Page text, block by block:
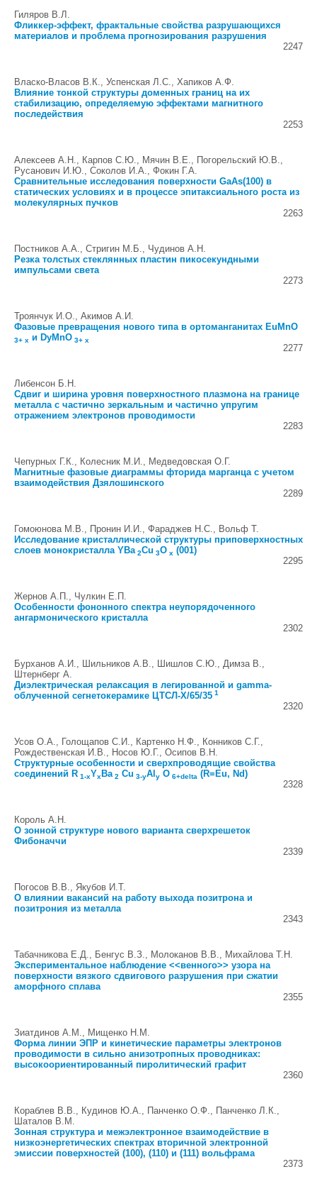
Гиляров В.Л.
Фликкер-эффект, фрактальные свойства разрушающихся
материалов и проблема прогнозирования разрушения
2247
Власко-Власов В.К., Успенская Л.С., Хапиков А.Ф.
Влияние тонкой структуры доменных границ на их
стабилизацию, определяемую эффектами магнитного
последействия
2253
Алексеев А.Н., Карпов С.Ю., Мячин В.Е., Погорельский Ю.В.,
Русанович И.Ю., Соколов И.А., Фокин Г.А.
Сравнительные исследования поверхности GaAs(100) в
статических условиях и в процессе эпитаксиального роста из
молекулярных пучков
2263
Постников А.А., Стригин М.Б., Чудинов А.Н.
Резка толстых стеклянных пластин пикосекундными
импульсами света
2273
Троянчук И.О., Акимов А.И.
Фазовые превращения нового типа в ортоманганитах EuMnO
3+ x и DyMnO 3+ x
2277
Либенсон Б.Н.
Сдвиг и ширина уровня поверхностного плазмона на границе
металла с частично зеркальным и частично упругим
отражением электронов проводимости
2283
Чепурных Г.К., Колесник М.И., Медведовская О.Г.
Магнитные фазовые диаграммы фторида марганца с учетом
взаимодействия Дзялошинского
2289
Гомоюнова М.В., Пронин И.И., Фараджев Н.С., Вольф Т.
Исследование кристаллической структуры приповерхностных
слоев монокристалла YBa2Cu 3O x (001)
2295
Жернов А.П., Чулкин Е.П.
Особенности фононного спектра неупорядоченного
ангармонического кристалла
2302
Бурханов А.И., Шильников А.В., Шишлов С.Ю., Димза В.,
Штернберг А.
Диэлектрическая релаксация в легированной и gamma-
облученной сегнетокерамике ЦТСЛ-X/65/35 1
2320
Усов О.А., Голощапов С.И., Картенко Н.Ф., Конников С.Г.,
Рождественская И.В., Носов Ю.Г., Осипов В.Н.
Структурные особенности и сверхпроводящие свойства
соединений R 1-xYx Ba2 Cu 3-yAl y O 6+delta (R=Eu, Nd)
2328
Король А.Н.
О зонной структуре нового варианта сверхрешеток
Фибоначчи
2339
Погосов В.В., Якубов И.Т.
О влиянии вакансий на работу выхода позитрона и
позитрония из металла
2343
Табачникова Е.Д., Бенгус В.З., Молоканов В.В., Михайлова Т.Н.
Экспериментальное наблюдение <<венного>> узора на
поверхности вязкого сдвигового разрушения при сжатии
аморфного сплава
2355
Зиатдинов А.М., Мищенко Н.М.
Форма линии ЭПР и кинетические параметры электронов
проводимости в сильно анизотропных проводниках:
высокоориентированный пиролитический графит
2360
Кораблев В.В., Кудинов Ю.А., Панченко О.Ф., Панченко Л.К.,
Шаталов В.М.
Зонная структура и межэлектронное взаимодействие в
низкоэнергетических спектрах вторичной электронной
эмиссии поверхностей (100), (110) и (111) вольфрама
2373